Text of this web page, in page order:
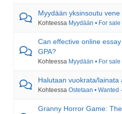
Myydään yksinsoutu vene
Kohteessa Myydään • For sale
Can effective online
GPA?
Kohteessa Myydään • For sale
Halutaan vuokrata/lainata
Kohteessa Ostetaan • Wanted ·
Granny Horror Game: